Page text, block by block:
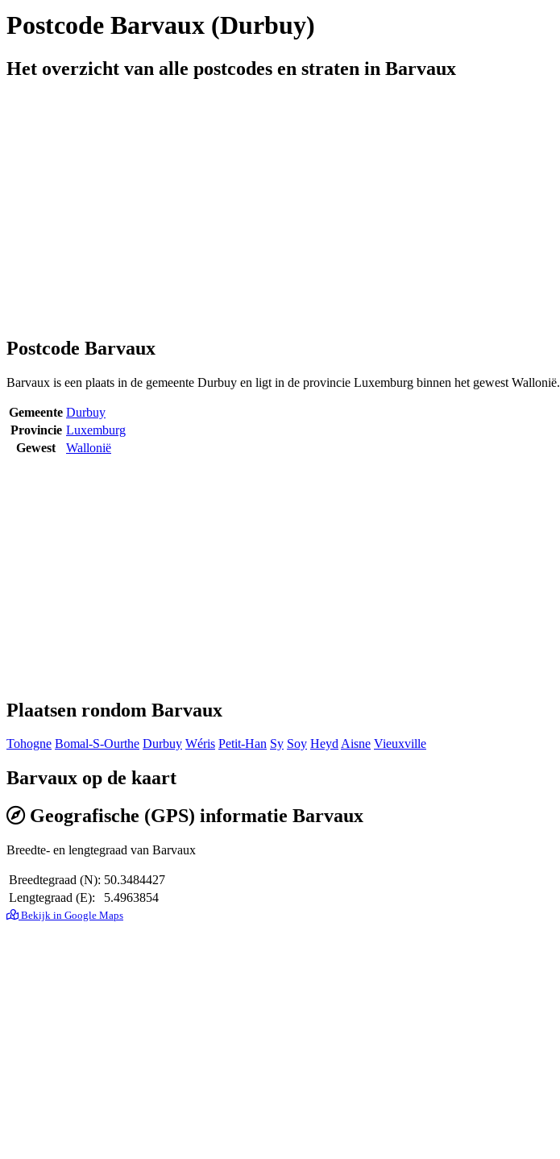
Postcode Barvaux (Durbuy)
Het overzicht van alle postcodes en straten in Barvaux
Postcode Barvaux
Barvaux is een plaats in de gemeente Durbuy en ligt in de provincie Luxemburg binnen het gewest Wallonië.
Gemeente Durbuy
Provincie Luxemburg
Gewest
Wallonië
Plaatsen rondom Barvaux
Tohogne Bomal-S-Ourthe Durbuy Wéris Petit-Han Sy Soy HeydAisne Vieuxville
Barvaux op de kaart
Geografische (GPS) informatie Barvaux
Breedte- en lengtegraad van Barvaux
Breedtegraad (N): 50.3484427
Lengtegraad (E):
5.4963854
Bekijk in Google Maps